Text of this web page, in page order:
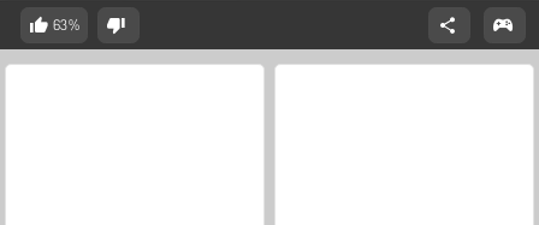
63%